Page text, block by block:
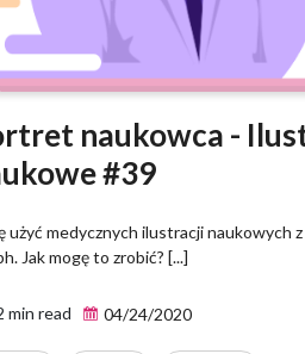
naukowca -
#39
użyć medycznych ilustracji naukowych
Jak mogę to zrobić? [...]
min read 04/24/2020